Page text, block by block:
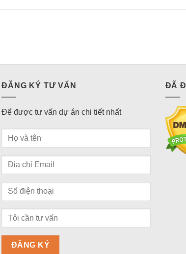
ĐĂNG KÝ TƯ VẤN
Để được tư vấn dự án chi tiết nhất
ĐÃ